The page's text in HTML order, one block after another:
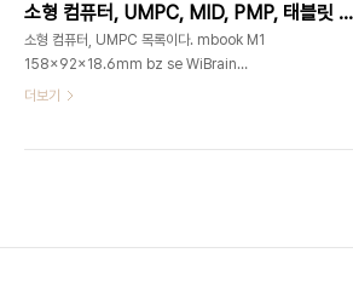
소형 컴퓨터, UMPC, MID, PMP, 태블릿 목록
소형 컴퓨터, UMPC 목록이다. mbook M1
158x92x18.6mm bz se WiBrain
B1=LM/LH=B1L/LS=B1S 가로192mm, 세로
더보기